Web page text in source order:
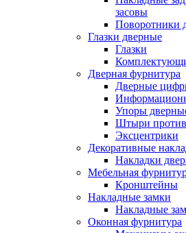
засовы
Поворотники
Глазки дверные
Глазки
Дверная фурнитура
Дверные
Упоры
Штыри
Эксцентрики
Декоративные
Накладки
Мебельная
Кронштейны
Накладные замки
Накладные
Оконная фурнитура